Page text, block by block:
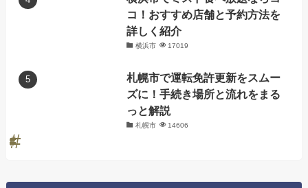
コ！おすすめ店舗と予約方法を
詳しく紹介
横浜市 17019
札幌市で運転免許更新をスムー
ズに！手続き場所と流れをまる
っと解説
札幌市 14606